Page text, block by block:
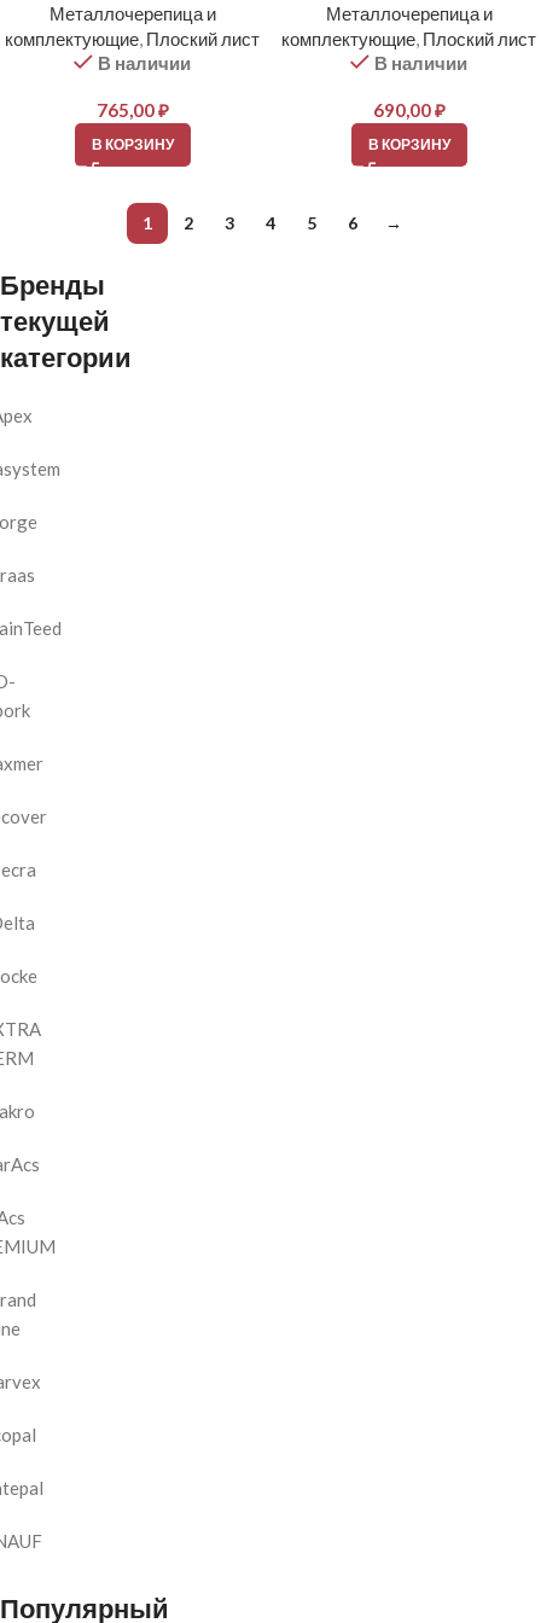
Металлочерепица и
комплектующие, Плоский лист
В наличии
765,00₽
В КОРЗИНУ
Металлочерепица и
комплектующие, Плоский лист
В наличии
690,00₽
В КОРЗИНУ
1 2 3 4 5 6 →
Бренды
текущей
категории
Популярный